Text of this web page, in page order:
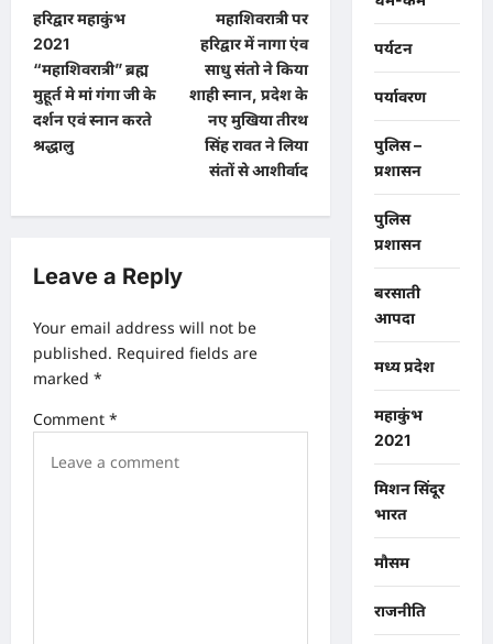
o
s
t
n
g
t
i
o
n
हरिद्वार महाकुंभ
2021
“महाशिवरात्री” ब्रह्म
मुहूर्त मे मां गंगा जी के
दर्शन एवं स्नान करते
श्रद्धालु
महाशिवरात्री पर
हरिद्वार में नागा एंव
साधु संतो ने किया
शाही स्नान, प्रदेश के
नए मुखिया तीरथ
सिंह रावत ने लिया
संतों से आशीर्वाद
Leave a Reply
Your email address will not be
published. Required fields are
marked *
Comment *
पर्यटन
पर्यावरण
पुलिस –
प्रशासन
पुलिस
प्रशासन
बरसाती
आपदा
मध्य प्रदेश
महाकुंभ
2021
मिशन सिंदूर
भारत
मौसम
राजनीति